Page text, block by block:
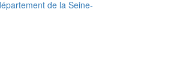
de la Seine-